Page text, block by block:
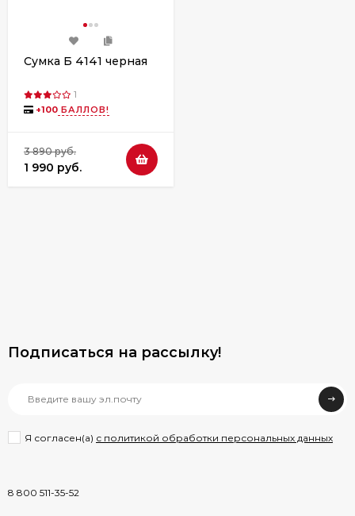
Сумка Б 4141 черная
1
+100 БАЛЛОВ!
3 890 руб.
1 990 руб.
Подписаться на рассылкy!
Я согласен(a) с политикой обработки персональных данных
8 800 511-35-52